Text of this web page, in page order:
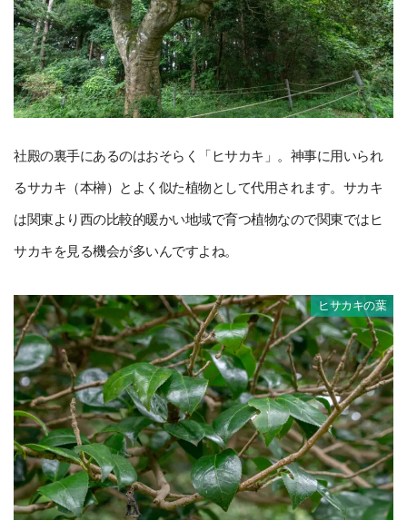
社殿の裏手にあるのはおそらく「ヒサカキ」。神事に用いられ
るサカキ（本榊）とよく似た植物として代用されます。サカキ
は関東より西の比較的暖かい地域で育つ植物なので関東ではヒ
サカキを見る機会が多いんですよね。
ヒサカキの葉